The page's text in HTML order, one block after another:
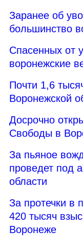
Заранее об
большинство
Спасенных от
воронежские
Почти 1,6
Воронежской
Досрочно
Свободы в
За пьяное
проведет под
области
За протечки в
420 тысяч
Воронеже